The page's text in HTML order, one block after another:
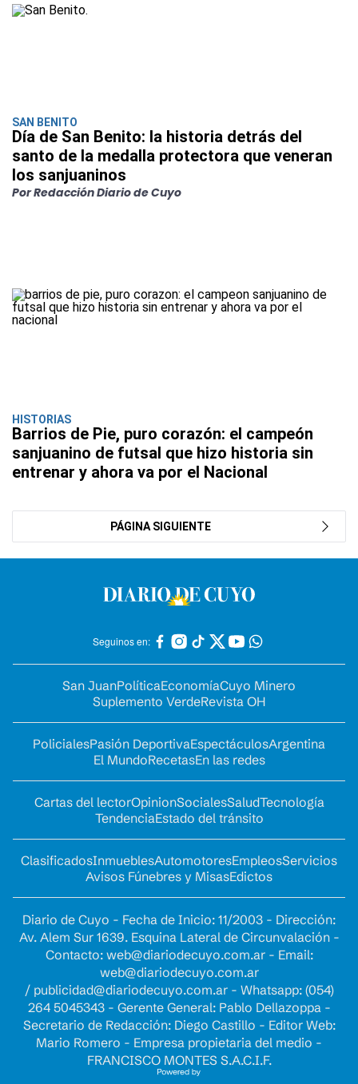
SAN BENITO
Día de San Benito: la historia detrás del
santo de la medalla protectora que veneran
los sanjuaninos
Por Redacción Diario de Cuyo
HISTORIAS
Barrios de Pie, puro corazón: el campeón
sanjuanino de futsal que hizo historia sin
entrenar y ahora va por el Nacional
PÁGINA SIGUIENTE
Seguinos en:
San JuanPolíticaEconomíaCuyo Minero
Suplemento VerdeRevista OH
PolicialesPasión DeportivaEspectáculosArgentina
El MundoRecetasEn las redes
Cartas del lectorOpinionSocialesSaludTecnología
TendenciaEstado del tránsito
ClasificadosInmueblesAutomotoresEmpleosServicios
Avisos Fúnebres y MisasEdictos
Diario de Cuyo - Fecha de Inicio: 11/2003 - Dirección:
Av. Alem Sur 1639. Esquina Lateral de Circunvalación -
Contacto: web@diariodecuyo.com.ar- Email:
web@diariodecuyo.com.ar
/ publicidad@diariodecuyo.com.ar- Whatsapp: (054)
264 5045343 - Gerente General: Pablo Dellazoppa -
Secretario de Redacción: Diego Castillo - Editor Web:
Mario Romero - Empresa propietaria del medio -
FRANCISCO MONTES S.A.C.I.F.